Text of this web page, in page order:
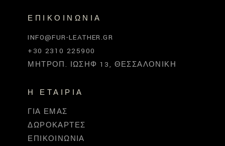
ΕΠΙΚΟΙΝΩΝΊΑ
INFO@FUR-LEATHER.GR
+30 2310 225900
ΜΗΤΡΟΠ. ΙΩΣΉΦ 13, ΘΕΣΣΑΛΟΝΊΚΗ
Η ΕΤΑΙΡΊΑ
ΓΙΑ ΕΜΆΣ
ΔΩΡΟΚΆΡΤΕΣ
ΕΠΙΚΟΙΝΩΝΊΑ